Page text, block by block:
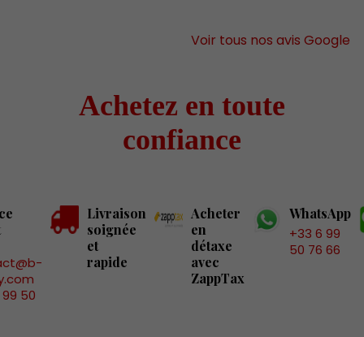
Voir tous nos avis Google
Achetez en toute
confiance
50
Livraison
soignée
et
rapide
Acheter
en
détaxe
avec
ZappTax
WhatsApp
+33 6 99
50 76 66